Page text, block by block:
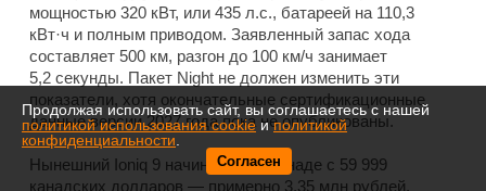
мощностью 320 кВт, или 435 л.с., батареей на 110,3
кВт·ч и полным приводом. Заявленный запас хода
составляет 500 км, разгон до 100 км/ч занимает
5,2 секунды. Пакет Night не должен изменить эти
показатели, хотя окончательные сертификационные
данные версии 2027 года пока не опубликованы.
Нынешний Ioniq 9 начинается в Канаде с 59 999
канадских долларов — примерно 3,35 млн рублей.
Продолжая использовать сайт, вы соглашаетесь с нашей
политикой использования cookie иполитикой
конфиденциальности
Согласен